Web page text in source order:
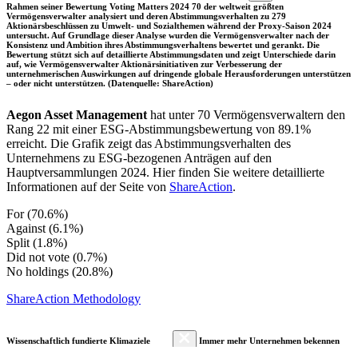
Rahmen seiner Bewertung Voting Matters 2024 70 der weltweit größten
Vermögensverwalter analysiert und deren Abstimmungsverhalten zu 279
Aktionärsbeschlüssen zu Umwelt- und Sozialthemen während der Proxy-Saison 2024
untersucht. Auf Grundlage dieser Analyse wurden die Vermögensverwalter nach der
Konsistenz und Ambition ihres Abstimmungsverhaltens bewertet und gerankt. Die
Bewertung stützt sich auf detaillierte Abstimmungsdaten und zeigt Unterschiede darin
auf, wie Vermögensverwalter Aktionärsinitiativen zur Verbesserung der
unternehmerischen Auswirkungen auf dringende globale Herausforderungen unterstützen
– oder nicht unterstützen. (Datenquelle: ShareAction)
Aegon Asset Management hat unter 70 Vermögensverwaltern den
Rang 22 mit einer ESG-Abstimmungsbewertung von 89.1%
erreicht. Die Grafik zeigt das Abstimmungsverhalten des
Unternehmens zu ESG-bezogenen Anträgen auf den
Hauptversammlungen 2024. Hier finden Sie weitere detaillierte
Informationen auf der Seite von ShareAction.
For (70.6%)
Against (6.1%)
Split (1.8%)
Did not vote (0.7%)
No holdings (20.8%)
ShareAction Methodology
Wissenschaftlich fundierte Klimaziele
Immer mehr Unternehmen bekennen